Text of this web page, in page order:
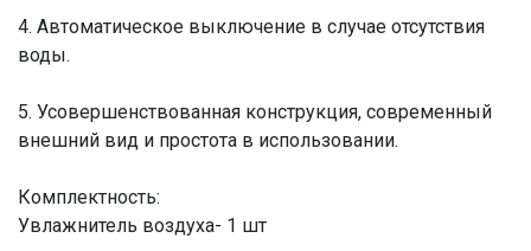
4. Автоматическое выключение в случае отсутствия
воды.
5. Усовершенствованная конструкция, современный
внешний вид и простота в использовании.
Комплектность:
Увлажнитель воздуха- 1 шт